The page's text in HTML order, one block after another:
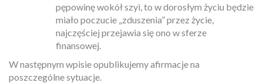
pępowinę wokół szyi, to w dorosłym życiu będzie
miało poczucie „zduszenia” przez życie,
najczęściej przejawia się ono w sferze
finansowej.
W następnym wpisie opublikujemy afirmacje na
poszczególne sytuacje.